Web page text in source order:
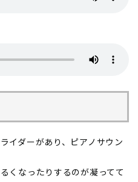
イダーがあり、ピアノサウン
くなったりするのが凝ってて